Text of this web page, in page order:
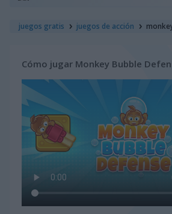
juegos gratis juegos de acción
Cómo jugar Monkey Bubble